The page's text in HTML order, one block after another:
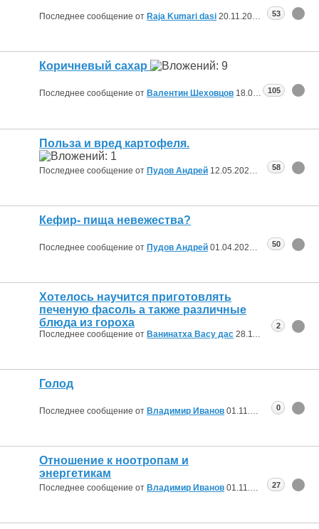
Последнее сообщение от Raja Kumari dasi 20.11.2024 10:05
53
Коричневый сахар
Последнее сообщение от Валентин Шеховцов 18.07.2024 15:19
105
Польза и вред картофеля.
Последнее сообщение от Пудов Андрей 12.05.2024 19:18
58
Кефир- пища невежества?
Последнее сообщение от Пудов Андрей 01.04.2024 17:26
50
Хотелось научится приготовлять
печеную фасоль а также различные
блюда из гороха
Последнее сообщение от Ванинатха Васу дас 28.11.2023 13:04
2
Голод
Последнее сообщение от Владимир Иванов 01.11.2023 13:46
0
Отношение к ноотропам и
энергетикам
Последнее сообщение от Владимир Иванов 01.11.2023 09:36
27